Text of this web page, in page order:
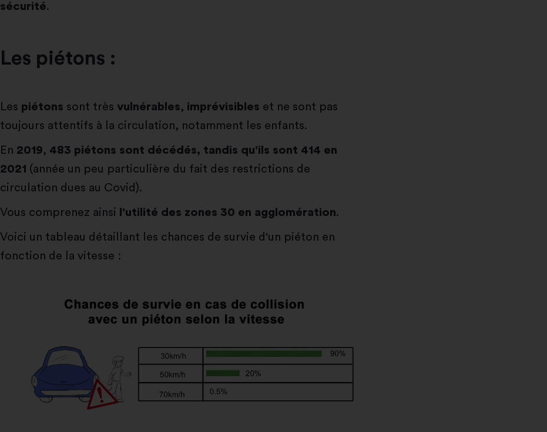
sécurité.
Les piétons :
Les piétons sont très vulnérables, imprévisibles et ne sont pas
toujours attentifs à la circulation, notamment les enfants.
En 2019, 483 piétons sont décédés, tandis qu'ils sont 414 en
2021 (année un peu particulière du fait des restrictions de
circulation dues au Covid).
Vous comprenez ainsi l'utilité des zones 30 en agglomération.
Voici un tableau détaillant les chances de survie d'un piéton en
fonction de la vitesse :